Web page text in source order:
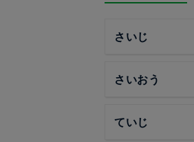
さいじ
さいおう
ていじ